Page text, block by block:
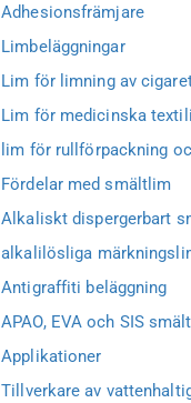
Adhesionsfrämjare
Limbeläggningar
Lim för limning av
Lim för medicinska
lim för rullförpackning
Fördelar med smältlim
Alkaliskt dispergerbart
alkalilösliga
Antigraffiti beläggning
APAO, EVA och SIS
Applikationer
Tillverkare av